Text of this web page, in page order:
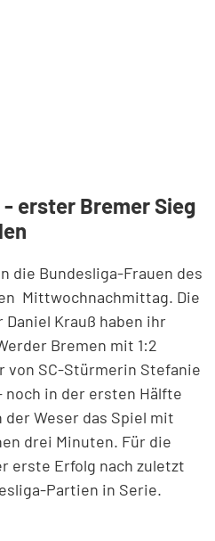
erster Bremer Sieg
die Bundesliga-Frauen des
Mittwochnachmittag. Die
Krauß haben ihr
Bremen mit 1:2
von SC-Stürmerin Stefanie
in der ersten Hälfte
Weser das Spiel mit
drei Minuten. Für die
erste Erfolg nach zuletzt
Partien in Serie.